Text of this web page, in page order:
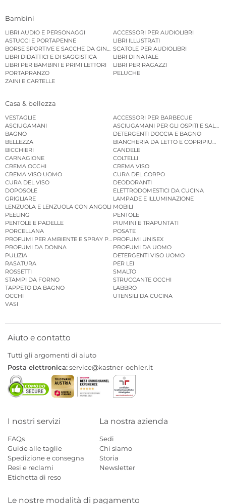
Bambini
LIBRI AUDIO E PERSONAGGI
ACCESSORI PER AUDIOLIBRI
ASTUCCI E PORTAPENNE
LIBRI ILLUSTRATI
BORSE SPORTIVE E SACCHE DA GINNASTICASCATOLE PER AUDIOLIBRI
LIBRI DIDATTICI E DI SAGGISTICA
LIBRI DI NATALE
LIBRI PER BAMBINI E PRIMI LETTORI
LIBRI PER RAGAZZI
PORTAPRANZO
PELUCHE
ZAINI E CARTELLE
Casa & bellezza
VESTAGLIE
ACCESSORI PER BARBECUE
ASCIUGAMANI
ASCIUGAMANI PER GLI OSPITI E
BAGNO
DETERGENTI DOCCIA E BAGNO
BELLEZZA
BIANCHERIA DA LETTO E COPRIPIUMINI
BICCHIERI
CANDELE
CARNAGIONE
COLTELLI
CREMA OCCHI
CREMA VISO
CREMA VISO UOMO
CURA DEL CORPO
CURA DEL VISO
DEODORANTI
DOPOSOLE
ELETTRODOMESTICI DA CUCINA
GRIGLIARE
LAMPADE E ILLUMINAZIONE
LENZUOLA E LENZUOLA CON ANGOLI MOBILI
PEELING
PENTOLE
PENTOLE E PADELLE
PIUMINI E TRAPUNTATI
PORCELLANA
POSATE
PROFUMI PER AMBIENTE E SPRAY PER AMBIENTE
PROFUMI UNISEX
PROFUMI DA DONNA
PROFUMI DA UOMO
PULIZIA
DETERGENTI VISO UOMO
RASATURA
PER LEI
ROSSETTI
SMALTO
STAMPI DA FORNO
STRUCCANTE OCCHI
TAPPETO DA BAGNO
LABBRO
OCCHI
UTENSILI DA CUCINA
VASI
Aiuto e contatto
Tutti gli argomenti di aiuto
Posta elettronica:service@kastner-oehler.it
I nostri servizi
FAQs
Guide alle taglie
Spedizione e consegna
Resi e reclami
Etichetta di reso
La nostra azienda
Sedi
Chi siamo
Storia
Newsletter
Le nostre modalità di pagamento